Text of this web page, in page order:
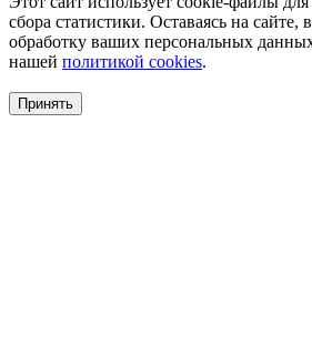
сбора статистики. Оставаясь на сайте,
обработку ваших персональных
нашей политикой cookies.
Принять